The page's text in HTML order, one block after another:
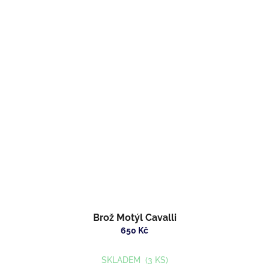
Brož Motýl Cavalli
650 Kč
SKLADEM (3 KS)